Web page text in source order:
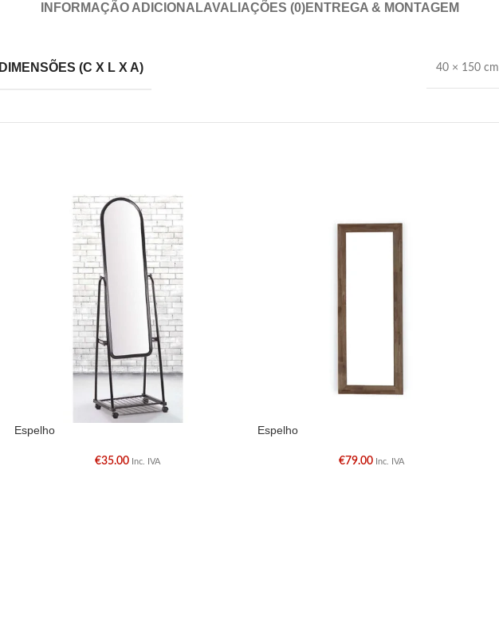
INFORMAÇÃO ADICIONALAVALIAÇÕES (0)ENTREGA & MONTAGEM
DIMENSÕES (C X L X A) 40 × 150 cm
Espelho
€35.00 Inc. IVA
Espelho
€79.00 Inc. IVA